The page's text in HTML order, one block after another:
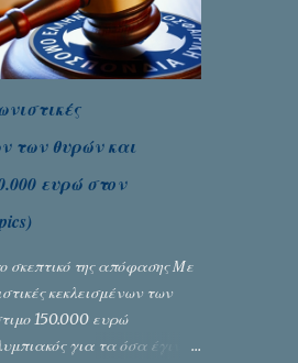
των θυρών και
ευρώ στον
σκεπτικό της απόφασης Με
κεκλεισμένων των
150.000 ευρώ
για τα όσα έγιναν